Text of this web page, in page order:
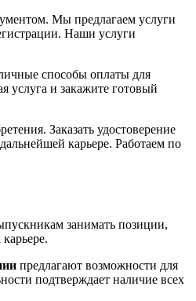
Мы предлагаем услуги
Наши услуги
способы оплаты для
услуга и закажите готовый
Заказать удостоверение
карьере. Работаем по
занимать позиции,
предлагают возможности для
подтверждает наличие всех